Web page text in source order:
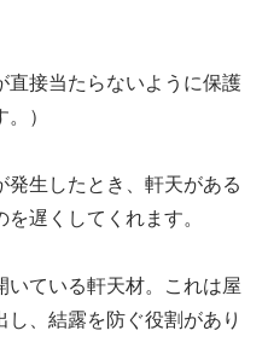
当たらないように保護
）
したとき、軒天がある
遅くしてくれます。
いる軒天材。これは屋
、結露を防ぐ役割があり